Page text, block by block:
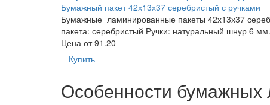
Бумажный пакет 42х13х37 серебристый с ручками
Бумажные ламинированные пакеты 42х13х37
пакета: серебристый Ручки: натуральный шнур 6
Цена от91.20
Купить
Особенности бумажных